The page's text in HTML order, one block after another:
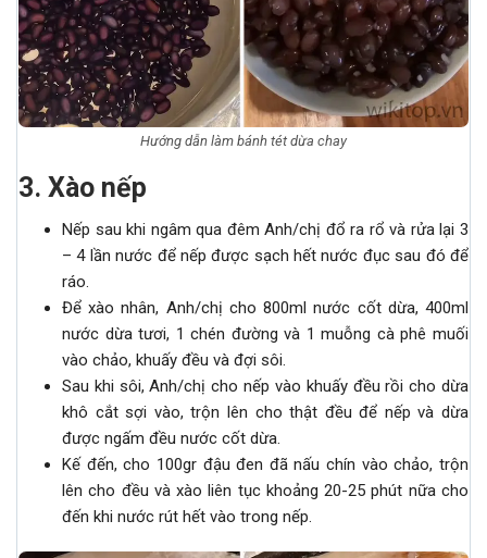
Hướng dẫn làm bánh tét dừa chay
3. Xào nếp
Nếp sau khi ngâm qua đêm Anh/chị đổ ra rổ và rửa lại 3
– 4 lần nước để nếp được sạch hết nước đục sau đó để
ráo.
Để xào nhân, Anh/chị cho 800ml nước cốt dừa, 400ml
nước dừa tươi, 1 chén đường và 1 muỗng cà phê muối
vào chảo, khuấy đều và đợi sôi.
Sau khi sôi, Anh/chị cho nếp vào khuấy đều rồi cho dừa
khô cắt sợi vào, trộn lên cho thật đều để nếp và dừa
được ngấm đều nước cốt dừa.
Kế đến, cho 100gr đậu đen đã nấu chín vào chảo, trộn
lên cho đều và xào liên tục khoảng 20-25 phút nữa cho
đến khi nước rút hết vào trong nếp.